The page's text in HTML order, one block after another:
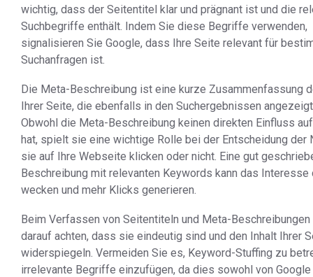
wichtig, dass der Seitentitel klar und prägnant ist und die
Suchbegriffe enthält. Indem Sie diese Begriffe verwenden,
signalisieren Sie Google, dass Ihre Seite relevant für
Suchanfragen ist.
Die Meta-Beschreibung ist eine kurze Zusammenfassung
Ihrer Seite, die ebenfalls in den Suchergebnissen
Obwohl die Meta-Beschreibung keinen direkten Einfluss
hat, spielt sie eine wichtige Rolle bei der Entscheidung der
sie auf Ihre Webseite klicken oder nicht. Eine gut
Beschreibung mit relevanten Keywords kann das Interesse
wecken und mehr Klicks generieren.
Beim Verfassen von Seitentiteln und Meta-
darauf achten, dass sie eindeutig sind und den Inhalt Ihrer
widerspiegeln. Vermeiden Sie es, Keyword-Stuffing zu
irrelevante Begriffe einzufügen, da dies sowohl von Google